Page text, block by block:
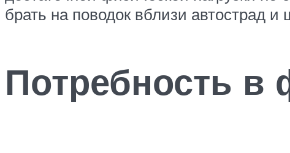
брать на поводок вблизи автострад
Потребность в